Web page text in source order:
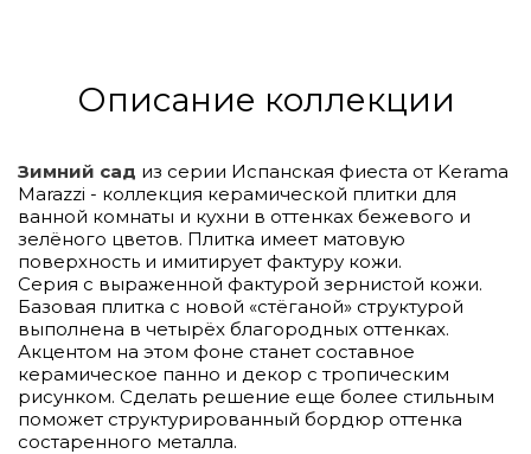
Описание коллекции
Зимний сад из серии Испанская фиеста от Kerama
Marazzi - коллекция керамической плитки для
ванной комнаты и кухни в оттенках бежевого и
зелёного цветов. Плитка имеет матовую
поверхность и имитирует фактуру кожи.
Серия с выраженной фактурой зернистой кожи.
Базовая плитка с новой «стёганой» структурой
выполнена в четырёх благородных оттенках.
Акцентом на этом фоне станет составное
керамическое панно и декор с тропическим
рисунком. Сделать решение еще более стильным
поможет структурированный бордюр оттенка
состаренного металла.